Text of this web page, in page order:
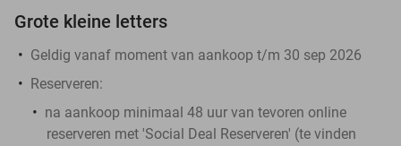
Grote kleine letters
Geldig vanaf moment van aankoop t/m 30 sep 2026
Reserveren:
na aankoop minimaal 48 uur van tevoren online
reserveren met 'Social Deal Reserveren' (te vinden